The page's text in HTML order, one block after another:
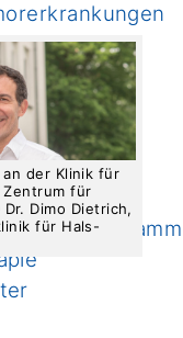
Programm
der Klinik für
Zentrum für
Dimo Dietrich,
für Hals-